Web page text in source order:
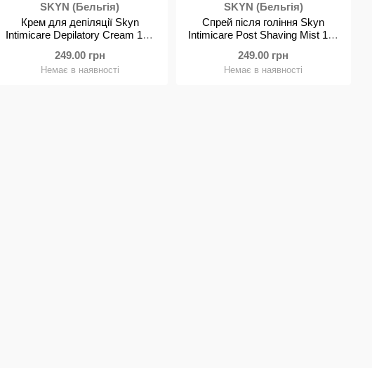
SKYN (Бельгія)
Крем для депіляції Skyn
Intimicare Depilatory Cream 150
249.00 грн
Немає в наявності
SKYN (Бельгія)
Спрей після гоління Skyn
Intimicare Post Shaving Mist 120
249.00 грн
Немає в наявності